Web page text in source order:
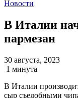
Новости
В Италии
пармезан
30 августа, 2023
1 минута
В Италии
сыр съедобными